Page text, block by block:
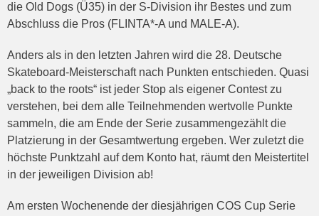
die Old Dogs (Ü35) in der S-Division ihr Bestes und zum
Abschluss die Pros (FLINTA*-A und MALE-A).
Anders als in den letzten Jahren wird die 28. Deutsche
Skateboard-Meisterschaft nach Punkten entschieden. Quasi
„back to the roots“ ist jeder Stop als eigener Contest zu
verstehen, bei dem alle Teilnehmenden wertvolle Punkte
sammeln, die am Ende der Serie zusammengezählt die
Platzierung in der Gesamtwertung ergeben. Wer zuletzt die
höchste Punktzahl auf dem Konto hat, räumt den Meistertitel
in der jeweiligen Division ab!
Am ersten Wochenende der diesjährigen COS Cup Serie